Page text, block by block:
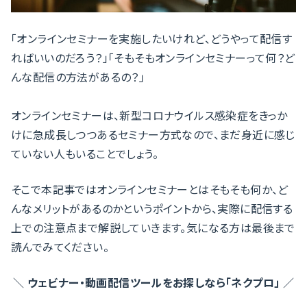
「オンラインセミナーを実施したいけれど、どうやって配信す
ればいいのだろう？」「そもそもオンラインセミナーって何？ど
んな配信の方法があるの？」
オンラインセミナーは、新型コロナウイルス感染症をきっか
けに急成長しつつあるセミナー方式なので、まだ身近に感じ
ていない人もいることでしょう。
そこで本記事ではオンラインセミナーとはそもそも何か、ど
んなメリットがあるのかというポイントから、実際に配信する
上での注意点まで解説していきます。気になる方は最後まで
読んでみてください。
＼ ウェビナー・動画配信ツールをお探しなら「ネクプロ」 ／